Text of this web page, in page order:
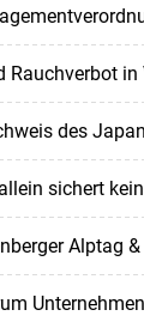
Rauchverbot
des
sichert
Alptag